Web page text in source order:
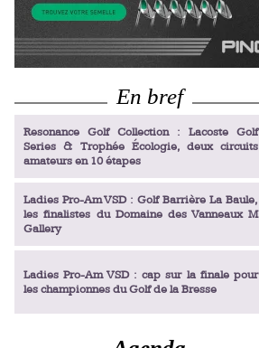
En bref
Resonance Golf Collection : Lacoste Golf
Series & Trophée Écologie, deux circuits
amateurs en 10 étapes
Ladies Pro-Am VSD : Golf Barrière La Baule,
les finalistes du Domaine des Vanneaux M
Gallery
Ladies Pro-Am VSD : cap sur la finale pour
les championnes du Golf de la Bresse
Ladies Pro-Am VSD : Golf du Prieuré, elles